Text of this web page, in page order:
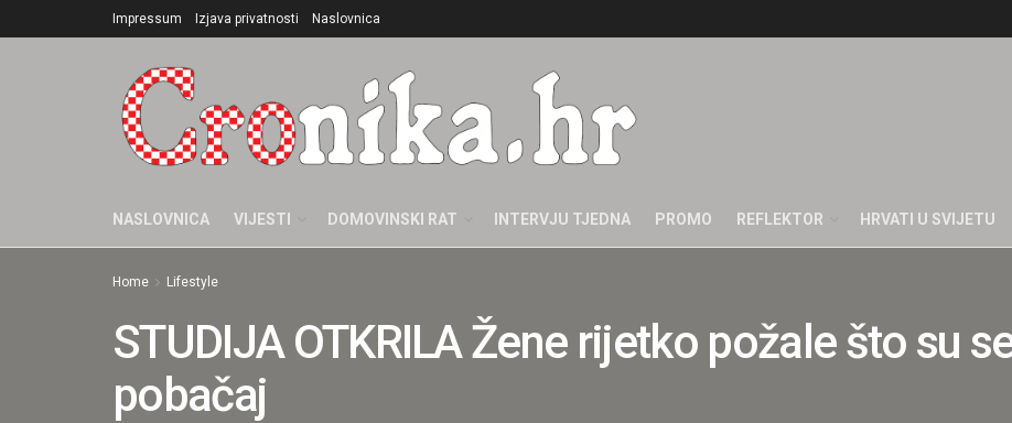
Impressum Izjava privatnosti Naslovnica
NASLOVNICA VIJESTI DOMOVINSKI RAT INTERVJU TJEDNA PROMO REFLEKTOR HRVATI U SVIJETU
Home Lifestyle
STUDIJA OTKRILA Žene rijetko požale što su
pobačaj